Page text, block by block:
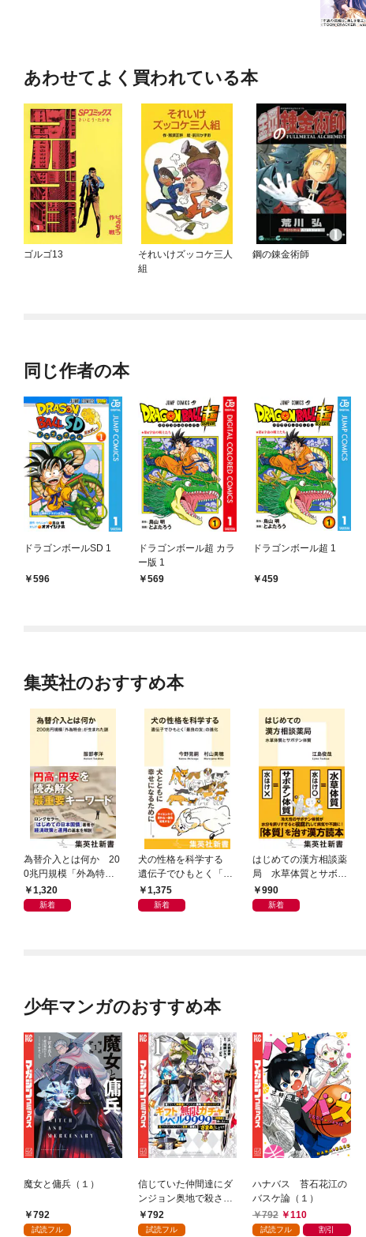
あわせてよく買われている本
ゴルゴ13
それいけズッコケ三人
組
鋼の錬金術師
同じ作者の本
ドラゴンボールSD 1
596
ドラゴンボール超 カラ
ー版 1
569
ドラゴンボール超 1
459
集英社のおすすめ本
為替介入とは何か 20
0兆円規模「外為特
会」が生まれた謎
1,320
新着
犬の性格を科学する
遺伝子でひもとく「最
良の友」の進化
1,375
新着
はじめての漢方相談薬
局 水草体質とサボテ
ン体質
990
新着
少年マンガのおすすめ本
魔女と傭兵（１）
792
試読フル
信じていた仲間達にダ
ンジョン奥地で殺され
かけたがギフト『無限
ガチャ』でレベル９９
792
試読フル
ハナバス 苔石花江の
バスケ論（１）
792
110
試読フル 割引